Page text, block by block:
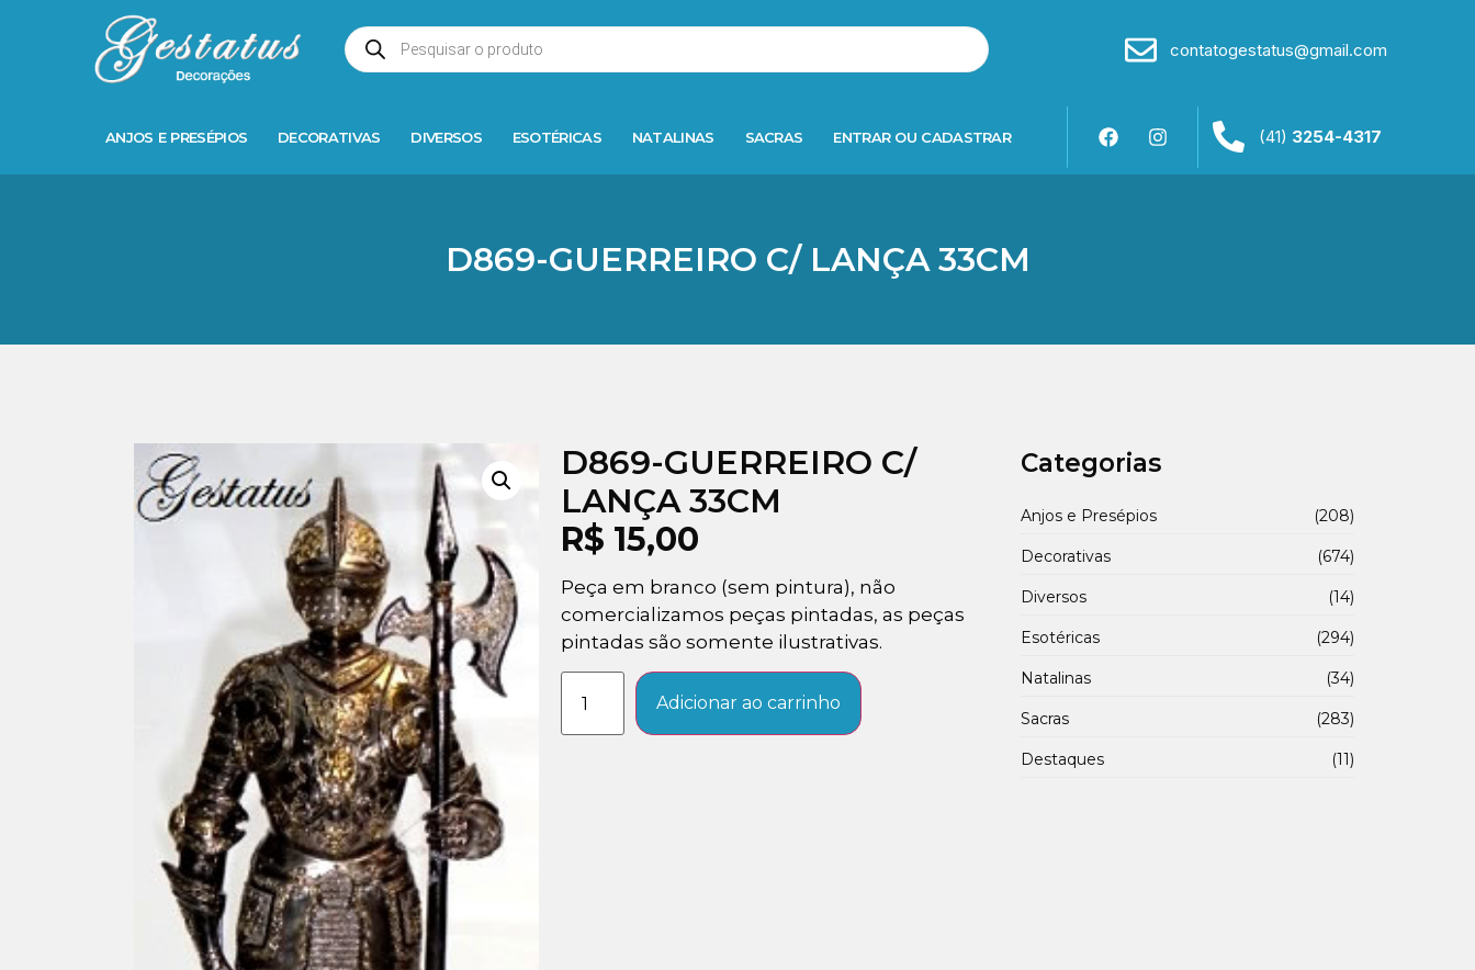
contatogestatus@gmail.com
ANJOS E PRESÉPIOS DECORATIVAS DIVERSOS ESOTÉRICAS NATALINAS SACRAS ENTRAR OU CADASTRAR (41) 3254-4317
D869-GUERREIRO C/ LANÇA 33CM
D869-GUERREIRO C/
LANÇA 33CM
R$ 15,00
Peça em branco (sem pintura), não
comercializamos peças pintadas, as peças
pintadas são somente ilustrativas.
Adicionar ao carrinho
Categorias
Anjos e Presépios (208)
Decorativas (674)
Diversos (14)
Esotéricas (294)
Natalinas (34)
Sacras (283)
Destaques (11)